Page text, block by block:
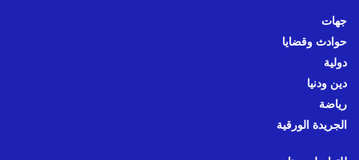
جهات
حوادث وقضايا
دولية
دين ودنيا
رياضة
الجريدة الورقية